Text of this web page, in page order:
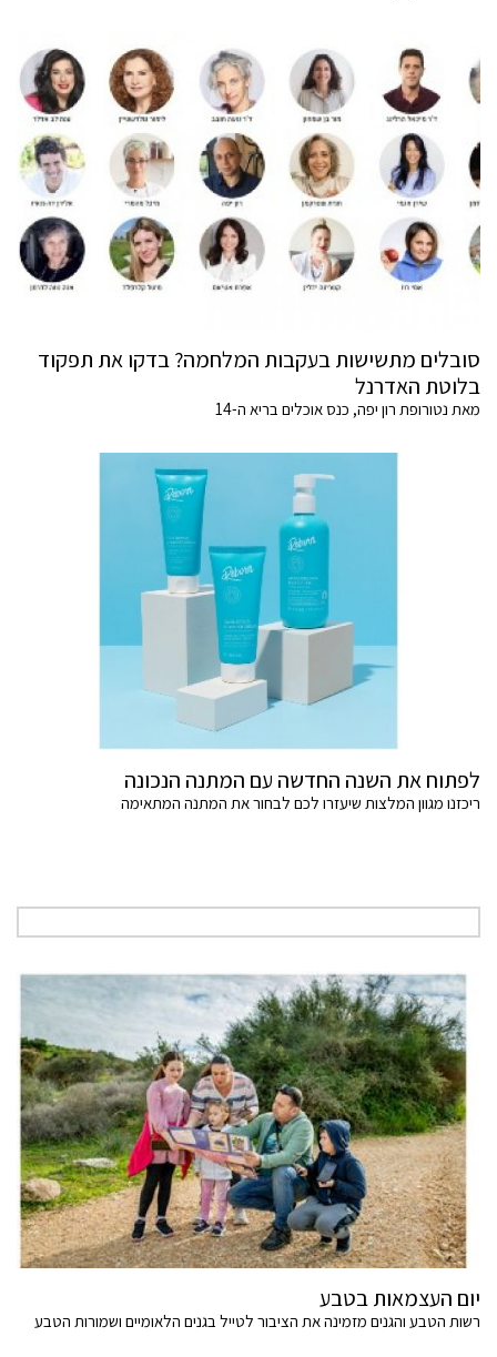
סובלים מתשישות בעקבות המלחמה? בדקו את תפקוד
בלוטת האדרנל
מאת נטורופת רון יפה, כנס אוכלים בריא ה-14
לפתוח את השנה החדשה עם המתנה הנכונה
ריכזנו מגוון המלצות שיעזרו לכם לבחור את המתנה המתאימה
יום העצמאות בטבע
רשות הטבע והגנים מזמינה את הציבור לטייל בגנים הלאומיים ושמורות הטבע